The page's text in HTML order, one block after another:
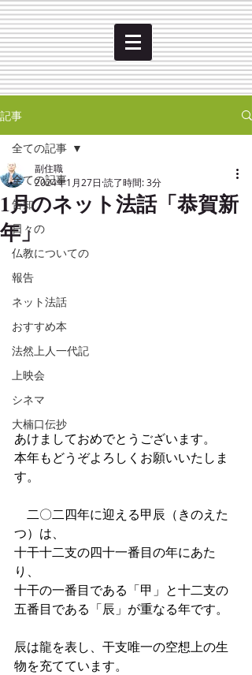
記事
全ての記事
告知
日々の
仏教についての
報告
ネット法話
おすすめ本
法然上人一代記
上映会
シネマ
大楠口伝抄
全ての記事
1月のネット法話「恭賀新
年」
副住職
2024年1月27日 読了時間: 3分
あけましておめでとうございます。
本年もどうぞよろしくお願いいたしま
す。
二〇二四年に迎える甲辰（きのえた
つ）は、
十干十二支の四十一番目の年にあた
り、
十干の一番目である「甲」と十二支の
五番目である「辰」が重なる年です。
辰は龍を表し、干支唯一の空想上の生
物を充てています。